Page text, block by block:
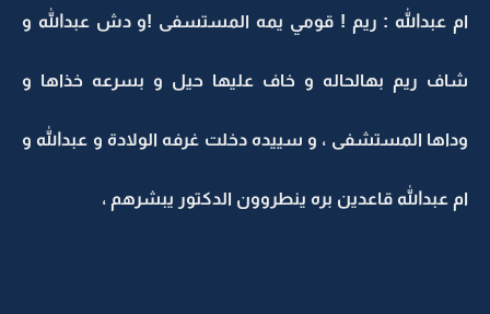
ام عبدالله : ريم ! قومي يمه المستسفى !و دش عبدالله و
شاف ريم بهالحاله و خاف عليها حيل و بسرعه خذاها و
وداها المستشفى ، و سييده دخلت غرفه الولادة و عبدالله و
ام عبدالله قاعدين بره ينطروون الدكتور يبشرهم ،